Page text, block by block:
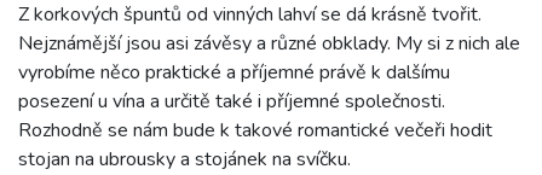
Z korkových špuntů od vinných lahví se dá krásně tvořit.
Nejznámější jsou asi závěsy a různé obklady. My si z nich ale
vyrobíme něco praktické a příjemné právě k dalšímu
posezení u vína a určitě také i příjemné společnosti.
Rozhodně se nám bude k takové romantické večeři hodit
stojan na ubrousky a stojánek na svíčku.